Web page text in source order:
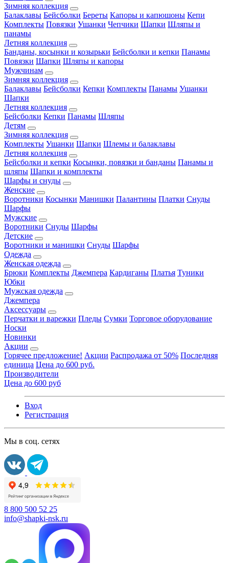
Зимняя коллекция
Балаклавы Бейсболки Береты Капоры и капюшоны Кепи
Комплекты Повязки Ушанки Чепчики Шапки Шляпы и
панамы
Летняя коллекция
Банданы, косынки и козырьки Бейсболки и кепки Панамы
Повязки Шапки Шляпы и капоры
Мужчинам
Зимняя коллекция
Балаклавы Бейсболки Кепки Комплекты Панамы Ушанки
Шапки
Летняя коллекция
Бейсболки Кепки Панамы Шляпы
Детям
Зимняя коллекция
Комплекты Ушанки Шапки Шлемы и балаклавы
Летняя коллекция
Бейсболки и кепки Косынки, повязки и банданы Панамы и
шляпы Шапки и комплекты
Шарфы и снуды
Женские
Воротники Косынки Манишки Палантины Платки Снуды
Шарфы
Мужские
Воротники Снуды Шарфы
Детские
Воротники и манишки Снуды Шарфы
Одежда
Женская одежда
Брюки Комплекты Джемпера Кардиганы Платья Туники
Юбки
Мужская одежда
Джемпера
Аксессуары
Перчатки и варежки Пледы Сумки Торговое оборудование
Носки
Новинки
Акции
Горячее предложение! Акции Распродажа от 50% Последняя
единица Цена до 600 руб.
Производители
Цена до 600 руб
Вход
Регистрация
Мы в соц. сетях
8 800 500 52 25
info@shapki-nsk.ru